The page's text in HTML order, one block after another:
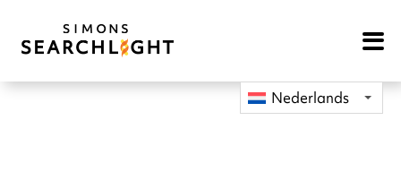
Open
Nederlands